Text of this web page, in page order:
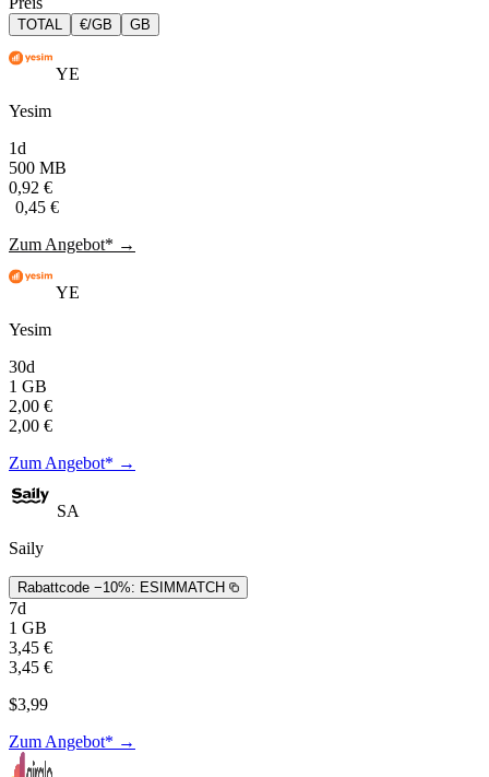
TOTAL €/GB GB
YE
Yesim
1d
500 MB
0,92 €
0,45 €
Zum Angebot* →
YE
Yesim
30d
1 GB
2,00 €
2,00 €
Zum Angebot* →
SA
Saily
Rabattcode −10%: ESIMMATCH
7d
1 GB
3,45 €
3,45 €
$3,99
Zum Angebot* →